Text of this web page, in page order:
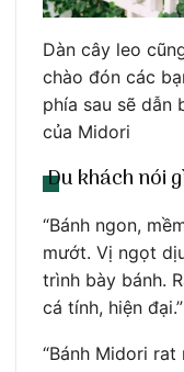
Dàn cây leo
chào đón các
phía sau sẽ dẫn
của Midori
Du khách nói
“Bánh ngon,
mướt. Vị ngọt
trình bày bánh.
cá tính, hiện
“Bánh Midori